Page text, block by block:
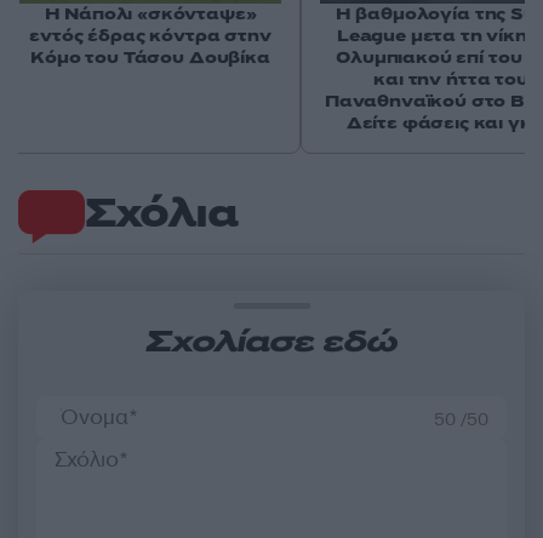
Σχόλια
Σχολίασε εδώ
50 /50
Η Νάπολι «σκόνταψε»
εντός έδρας κόντρα στην
Κόμο του Τάσου Δουβίκα
Η βαθμολογία της
League μετα τη νίκη
Ολυμπιακού επί του
και την ήττα του
Παναθηναϊκού στο
Δείτε φάσεις και